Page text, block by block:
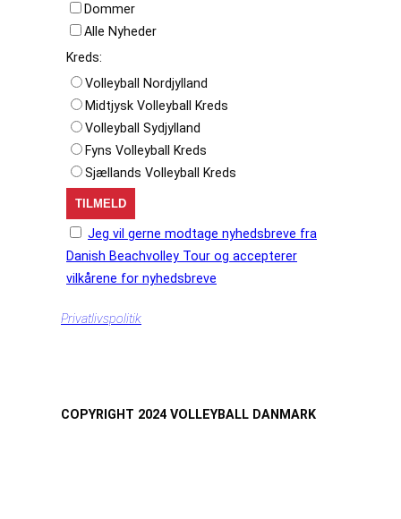
Dommer
Alle Nyheder
Kreds:
Volleyball Nordjylland
Midtjysk Volleyball Kreds
Volleyball Sydjylland
Fyns Volleyball Kreds
Sjællands Volleyball Kreds
Jeg vil gerne modtage nyhedsbreve fra
Danish Beachvolley Tour og accepterer
vilkårene for nyhedsbreve
Privatlivspolitik
COPYRIGHT 2024 VOLLEYBALL DANMARK